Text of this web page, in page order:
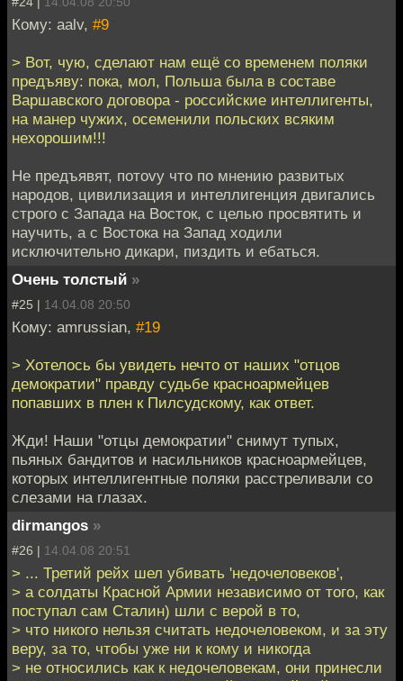
Кому: aalv, #9
> Вот, чую, сделают нам ещё со временем поляки
предъяву: пока, мол, Польша была в составе
Варшавского договора - российские интеллигенты,
на манер чужих, осеменили польских всяким
нехорошим!!!
Не предъявят, потоvу что по мнению развитых
народов, цивилизация и интеллигенция двигались
строго с Запада на Восток, с целью просвятить и
научить, а с Востока на Запад ходили
исключительно дикари, пиздить и ебаться.
Очень толстый »
#25 | 14.04.08 20:50
Кому: amrussian, #19
> Хотелось бы увидеть нечто от наших "отцов
демократии" правду судьбе красноармейцев
попавших в плен к Пилсудскому, как ответ.
Жди! Наши "отцы демократии" снимут тупых,
пьяных бандитов и насильников красноармейцев,
которых интеллигентные поляки расстреливали со
слезами на глазах.
dirmangos »
#26 | 14.04.08 20:51
> ... Третий рейх шел убивать 'недочеловеков',
> а солдаты Красной Армии независимо от того, как
поступал сам Сталин) шли с верой в то,
> что никого нельзя считать недочеловеком, и за эту
веру, за то, чтобы уже ни к кому и никогда
> не относились как к недочеловекам, они принесли